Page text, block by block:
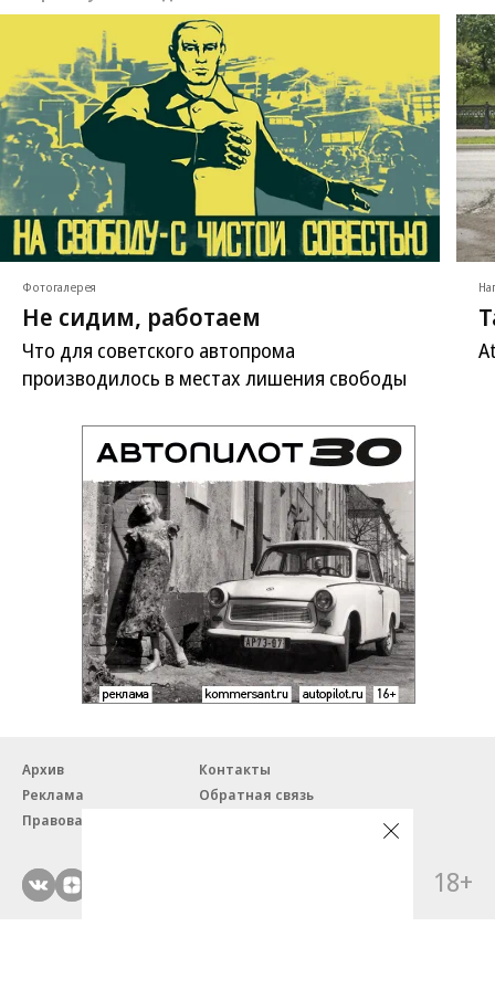
Фотогалерея
Не сидим, работаем
Что для советского автопрома
производилось в местах лишения свободы
Архив
Контакты
Реклама
Обратная связь
Правовая информация
18+